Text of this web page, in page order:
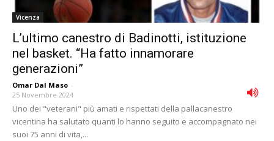
Vicenza
L’ultimo canestro di Badinotti, istituzione
nel basket. “Ha fatto innamorare
generazioni”
Omar Dal Maso -
25 Novembre 2024
Uno dei "veterani" più amati e rispettati della pallacanestro
vicentina ha salutato quanti lo hanno seguito e accompagnato nei
suoi 75 anni di vita,...